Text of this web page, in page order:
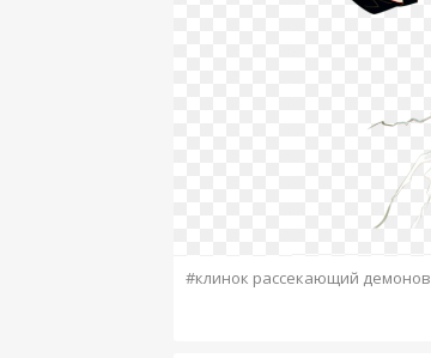
#клинок рассекающий демонов